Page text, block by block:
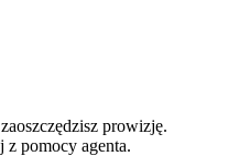
prowizję.
z pomocy agenta.